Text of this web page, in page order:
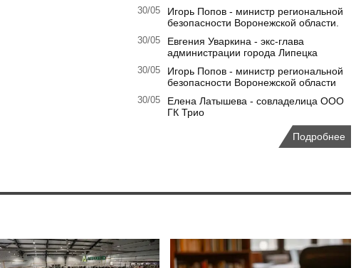
30/05
Игорь Попов - министр региональной
безопасности Воронежской области.
30/05
Евгения Уваркина - экс-глава
администрации города Липецка
30/05
Игорь Попов - министр региональной
безопасности Воронежской области
30/05
Елена Латышева - совладелица ООО
ГК Трио
Подробнее